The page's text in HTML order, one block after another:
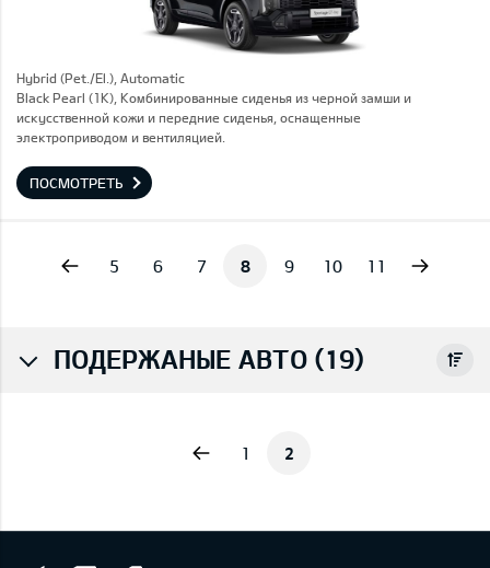
Hybrid (Pet./El.), Automatic
Black Pearl (1K), Комбинированные сиденья из черной замши и
искусственной кожи и передние сиденья, оснащенные
электроприводом и вентиляцией.
ПОСМОТРЕТЬ
5 6 7 8 9 10 11
ПОДЕРЖАНЫЕ АВТО (19)
1 2